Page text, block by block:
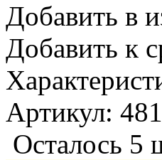
Добавить в
Добавить к
Артикул:
Осталось 5